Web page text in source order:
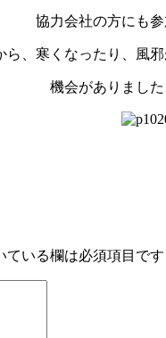
協力会社の方にも
ら、寒くなったり、風
機会がありまし
ている欄は必須項目です